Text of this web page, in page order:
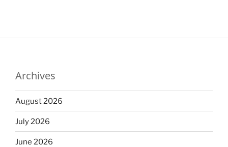
Archives
August 2026
July 2026
June 2026